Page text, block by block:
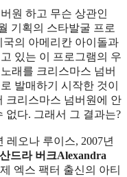
원 하고 무슨 상관인
기획의 스타발굴 프로
국의 아메리칸 아이돌과
있는 이 프로그램의 우
래를 크리스마스 넘버
발매하기 시작한 것이
크리스마스 넘버원에 안
없다. 그래서 그 결과는?
레오나 루이스, 2007년
드라 버크Alexandra
엑스 팩터 출신의 아티